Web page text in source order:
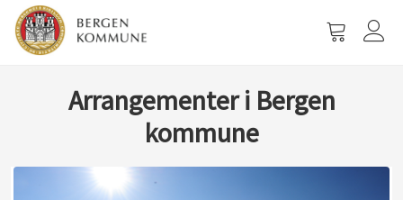
Arrangementer i Bergen
kommune